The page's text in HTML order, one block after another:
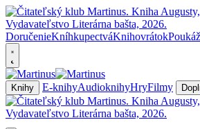
DoručenieKníhkupectváKnihovrátok
Knihy E-knihyAudioknihyHryFilmy